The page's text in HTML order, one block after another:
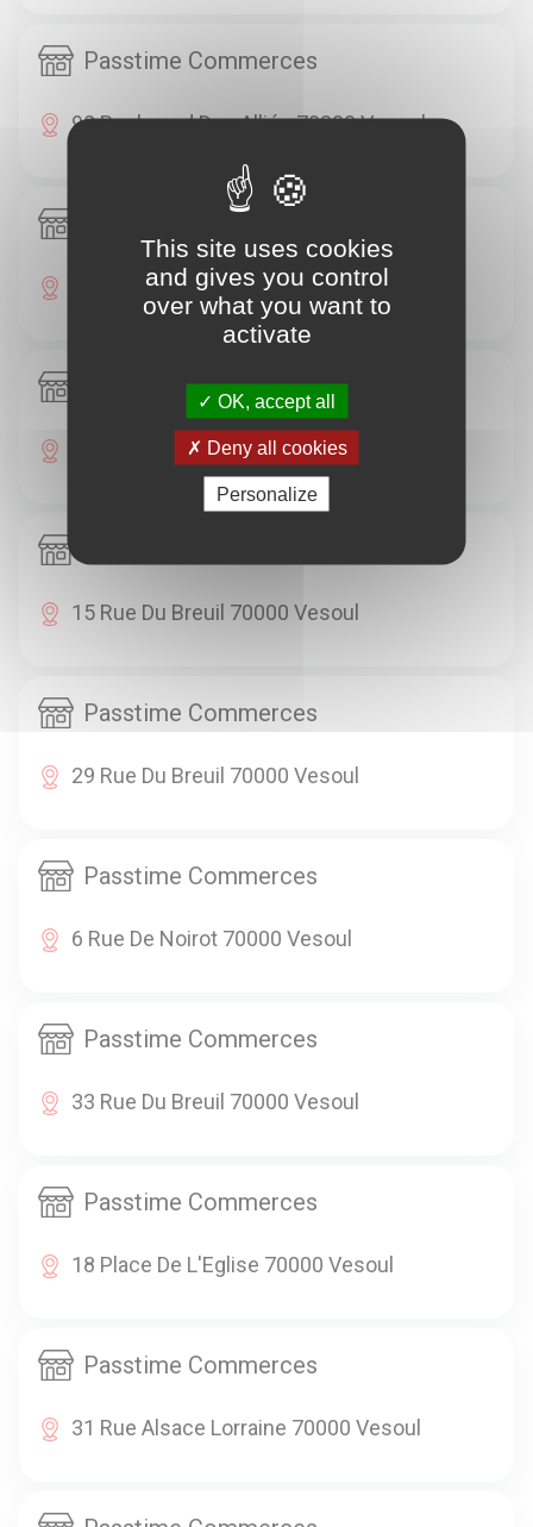
Passtime Commerces
98 Boulevard Des Alliés 70000 Vesoul
8 Boulevard Des Alliés 70000 Vesoul
Passtime Commerces
25 Rue Georges Genoux 70000 Vesoul
15 Rue Du Breuil 70000 Vesoul
Passtime Commerces
29 Rue Du Breuil 70000 Vesoul
Passtime Commerces
6 Rue De Noirot 70000 Vesoul
Passtime Commerces
33 Rue Du Breuil 70000 Vesoul
Passtime Commerces
18 Place De L'Eglise 70000 Vesoul
Passtime Commerces
31 Rue Alsace Lorraine 70000 Vesoul
This site uses cookies
and gives you control
over what you want to
activate
OK, accept all
Deny all cookies
Personalize